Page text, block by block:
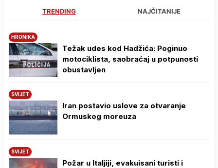
TRENDING NAJČITANIJE
HRONIKA
Težak udes kod Hadžića: Poginuo
motociklista, saobraćaj u potpunosti
obustavljen
SVIJET
Iran postavio uslove za otvaranje
Ormuskog moreuza
SVIJET
Požar u Italjiji, evakuisani turisti i